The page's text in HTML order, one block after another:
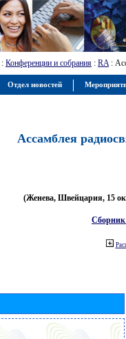
: Конференции и собрания : RA:
Ассамблея
(Женева, Швейцария, 15
Отдел новостей